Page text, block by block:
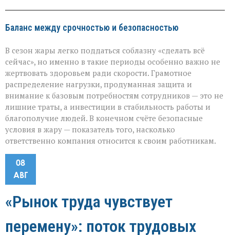
Баланс между срочностью и безопасностью
В сезон жары легко поддаться соблазну «сделать всё
сейчас», но именно в такие периоды особенно важно не
жертвовать здоровьем ради скорости. Грамотное
распределение нагрузки, продуманная защита и
внимание к базовым потребностям сотрудников — это не
лишние траты, а инвестиции в стабильность работы и
благополучие людей. В конечном счёте безопасные
условия в жару — показатель того, насколько
ответственно компания относится к своим работникам.
08
АВГ
«Рынок труда чувствует
перемену»: поток трудовых